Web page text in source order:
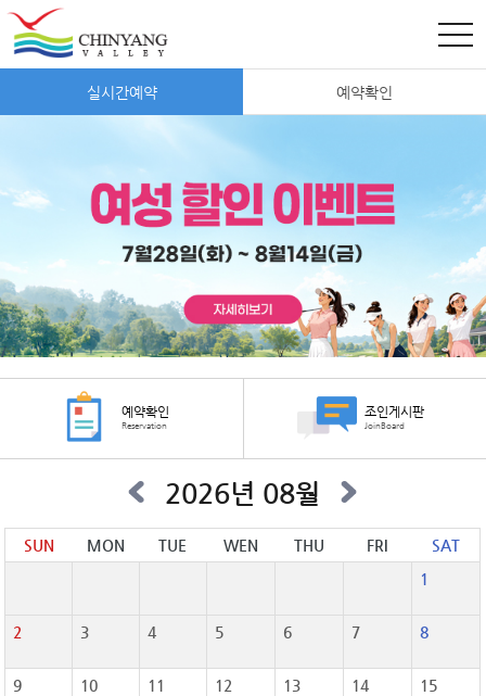
실시간예약 예약확인
예약확인
Reservation
조인게시판
JoinBoard
2026년 08월
SUN MON TUE WEN THU FRI
SAT
1
2 3 4 5 6 7 8
9
10
11
12
13
14
15